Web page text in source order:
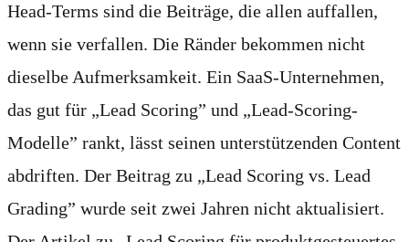
Head-Terms sind die Beiträge, die allen auffallen,
wenn sie verfallen. Die Ränder bekommen nicht
dieselbe Aufmerksamkeit. Ein SaaS-Unternehmen,
das gut für „Lead Scoring” und „Lead-Scoring-
Modelle” rankt, lässt seinen unterstützenden Content
abdriften. Der Beitrag zu „Lead Scoring vs. Lead
Grading” wurde seit zwei Jahren nicht aktualisiert.